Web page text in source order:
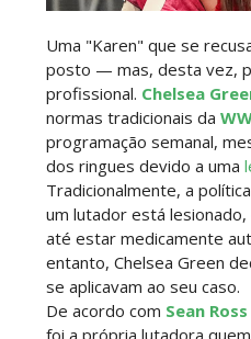
TNA iMPACT Wrestling
Unknown -Jul 31 2026
AEW Dynamite 29JUL26
Unknown-Jul 30 2026
WWE NXT 28 JULY 2026
Unknown-Jul 29 2026
Uma "Karen" que se
posto — mas, desta vez,
profissional. Chelsea
normas tradicionais da
programação semanal,
dos ringues devido a uma
Tradicionalmente, a
um lutador está
até estar medicamente
entanto, Chelsea Green
se aplicavam ao seu caso.
De acordo com Sean